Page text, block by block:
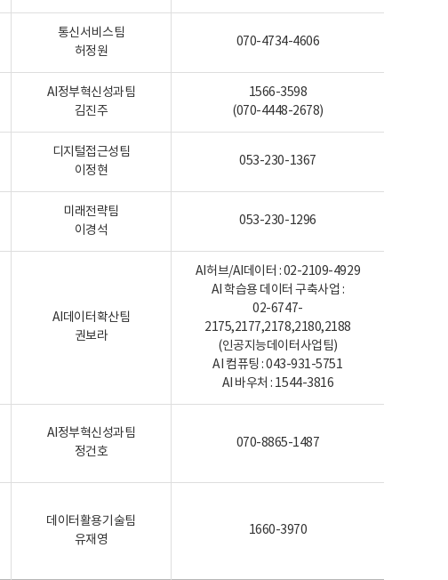
통신서비스팀
허정원
070-4734-4606
AI정부혁신성과팀
김진주
1566-3598
(070-4448-2678)
디지털접근성팀
이정현
053-230-1367
미래전략팀
이경석
053-230-1296
AI데이터확산팀
권보라
AI허브/AI데이터 : 02-2109-4929
AI 학습용 데이터 구축사업 :
02-6747-
2175,2177,2178,2180,2188
(인공지능데이터사업팀)
AI 컴퓨팅 : 043-931-5751
AI 바우처 : 1544-3816
AI정부혁신성과팀
정건호
070-8865-1487
데이터활용기술팀
유재영
1660-3970